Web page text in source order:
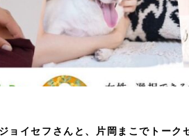
イセフさんと、片岡まこでトーク